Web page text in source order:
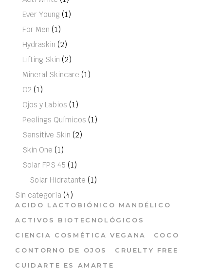
Ever Young (1)
For Men (1)
Hydraskin (2)
Lifting Skin (2)
Mineral Skincare (1)
O2 (1)
Ojos y Labios (1)
Peelings Químicos (1)
Sensitive Skin (2)
Skin One (1)
Solar FPS 45 (1)
Solar Hidratante (1)
Sin categoría (4)
ACIDO LACTOBIÓNICO MANDÉLICO
ACTIVOS BIOTECNOLÓGICOS
CIENCIA COSMÉTICA VEGANA
COCO
CONTORNO DE OJOS
CRUELTY FREE
CUIDARTE ES AMARTE